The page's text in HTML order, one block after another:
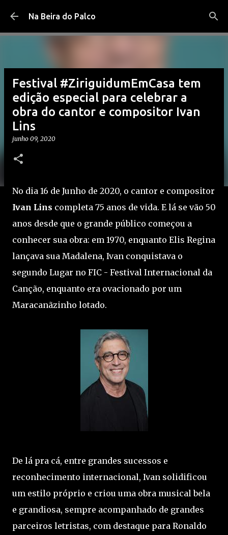
Pular para o conteúdo principal
Na Beira do Palco
Festival #ZiriguidumEmCasa tem
edição especial para celebrar a
obra do cantor e compositor Ivan
Lins
junho 09, 2020
No dia 16 de Junho de 2020, o cantor e compositor
Ivan Lins completa 75 anos de vida. E lá se vão 50
anos desde que o grande público começou a
conhecer sua obra: em 1970, enquanto Elis Regina
lançava sua Madalena, Ivan conquistava o
segundo Lugar no FIC - Festival Internacional da
Canção, enquanto era ovacionado por um
Maracanãzinho lotado.
De lá pra cá, entre grandes sucessos e
reconhecimento internacional, Ivan solidificou
um estilo próprio e criou uma obra musical bela
e grandiosa, sempre acompanhado de grandes
parceiros letristas, com destaque para Ronaldo